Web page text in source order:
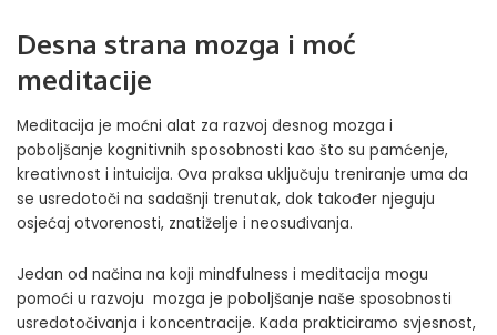
Desna strana mozga i moć
meditacije
Meditacija je moćni alat za razvoj desnog mozga i
poboljšanje kognitivnih sposobnosti kao što su pamćenje,
kreativnost i intuicija. Ova praksa uključuju treniranje uma da
se usredotoči na sadašnji trenutak, dok također njeguju
osjećaj otvorenosti, znatiželje i neosuđivanja.
Jedan od načina na koji mindfulness i meditacija mogu
pomoći u razvoju mozga je poboljšanje naše sposobnosti
usredotočivanja i koncentracije. Kada prakticiramo svjesnost,